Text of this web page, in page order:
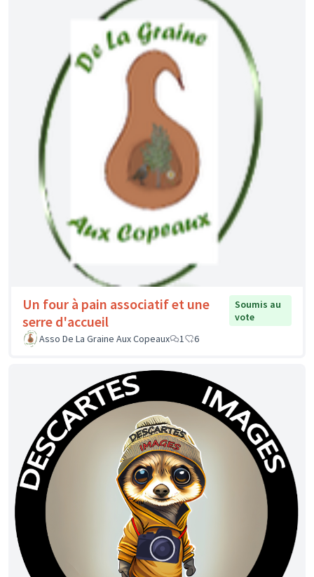
Un four à pain associatif et une
serre d'accueil
Soumis au
vote
Asso De La Graine Aux Copeaux
1 6